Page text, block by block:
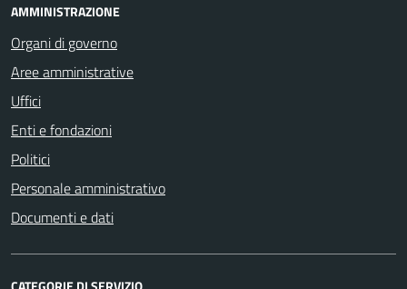
AMMINISTRAZIONE
Organi di governo
Aree amministrative
Uffici
Enti e fondazioni
Politici
Personale amministrativo
Documenti e dati